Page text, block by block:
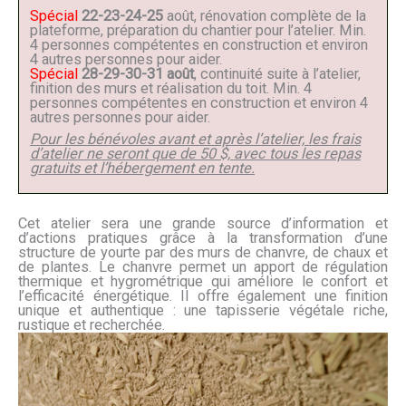
Spécial 22-23-24-25 août, rénovation complète de la
plateforme, préparation du chantier pour l’atelier. Min.
4 personnes compétentes en construction et environ
4 autres personnes pour aider.
Spécial 28-29-30-31 août, continuité suite à l’atelier,
finition des murs et réalisation du toit. Min. 4
personnes compétentes en construction et environ 4
autres personnes pour aider.
Pour les bénévoles avant et après l’atelier, les frais
d’atelier ne seront que de 50 $, avec tous les repas
gratuits et l’hébergement en tente.
Cet atelier sera une grande source d’information et
d’actions pratiques grâce à la transformation d’une
structure de yourte par des murs de chanvre, de chaux et
de plantes. Le chanvre permet un apport de régulation
thermique et hygrométrique qui améliore le confort et
l’efficacité énergétique. Il offre également une finition
unique et authentique : une tapisserie végétale riche,
rustique et recherchée.